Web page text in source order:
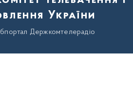
України
Держкомтелерадіо